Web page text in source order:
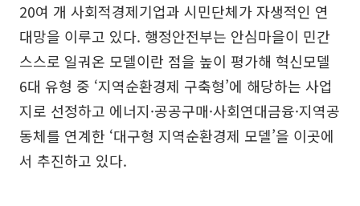
20여 개 사회적경제기업과 시민단체가 자생적인 연
대망을 이루고 있다. 행정안전부는 안심마을이 민간
스스로 일궈온 모델이란 점을 높이 평가해 혁신모델
6대 유형 중 ‘지역순환경제 구축형’에 해당하는 사업
지로 선정하고 에너지·공공구매·사회연대금융·지역공
동체를 연계한 ‘대구형 지역순환경제 모델’을 이곳에
서 추진하고 있다.